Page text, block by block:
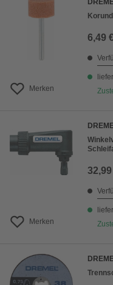
Merken
6,49
Merken